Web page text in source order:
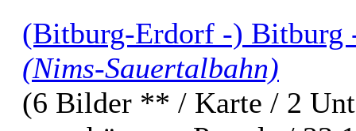
(Bitburg-Erdorf -)
(Nims-Sauertalbahn)
(6 Bilder ** / Karte / 2